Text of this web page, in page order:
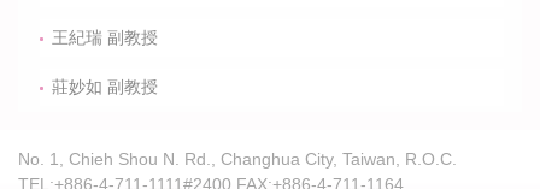
王紀瑞 副教授
莊妙如 副教授
No. 1, Chieh Shou N. Rd., Changhua City, Taiwan, R.O.C.
TEL:+886-4-711-1111#2400 FAX:+886-4-711-1164